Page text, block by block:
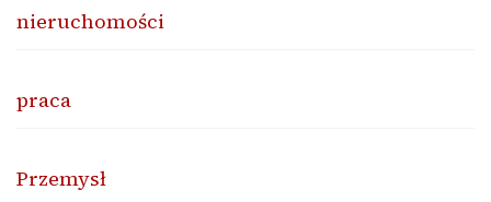
nieruchomości
praca
Przemysł